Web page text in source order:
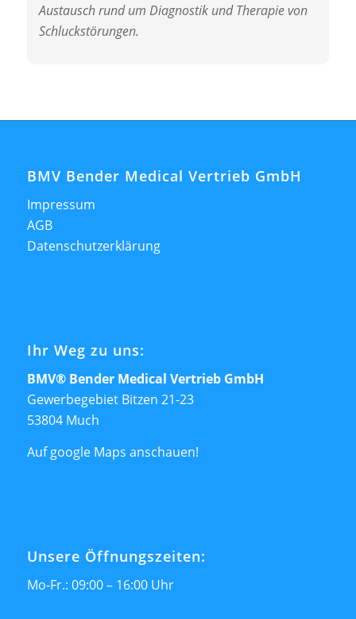
Austausch rund um Diagnostik und Therapie von
Schluckstörungen.
BMV Bender Medical Vertrieb GmbH
Impressum
AGB
Datenschutzerklärung
Ihr Weg zu uns:
BMV® Bender Medical Vertrieb GmbH
Gewerbegebiet Bitzen 21-23
53804 Much
Auf google Maps anschauen!
Unsere Öffnungszeiten:
Mo-Fr.: 09:00 – 16:00 Uhr